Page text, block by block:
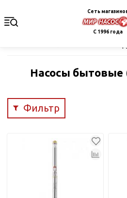
Сеть
С 1996 года
Насосы бытовые
Фильтр